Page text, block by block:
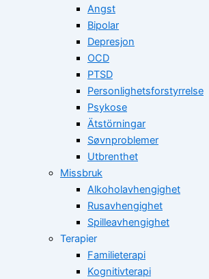
Angst
Bipolar
Depresjon
OCD
PTSD
Personlighetsforstyrrelse
Psykose
Ätstörningar
Søvnproblemer
Utbrenthet
Missbruk
Alkoholavhengighet
Rusavhengighet
Spilleavhengighet
Terapier
Familieterapi
Kognitivterapi